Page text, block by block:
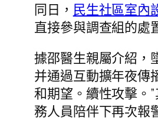
同日， 民生社區室內
直接參與調查組的處
據邵醫生親屬介紹，
并通過互動擴年夜傳
和期望。續性攻擊。
務人員陪伴下再次報